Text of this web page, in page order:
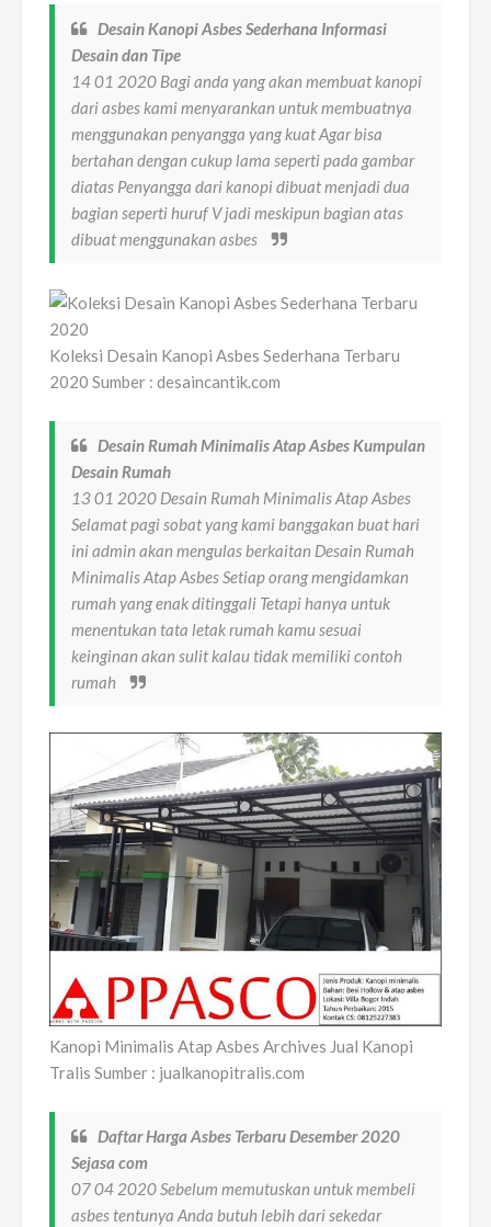
Desain Kanopi Asbes Sederhana Informasi
Desain dan Tipe
14 01 2020 Bagi anda yang akan membuat kanopi
dari asbes kami menyarankan untuk membuatnya
menggunakan penyangga yang kuat Agar bisa
bertahan dengan cukup lama seperti pada gambar
diatas Penyangga dari kanopi dibuat menjadi dua
bagian seperti huruf V jadi meskipun bagian atas
dibuat menggunakan asbes
Koleksi Desain Kanopi Asbes Sederhana Terbaru
2020 Sumber : desaincantik.com
Desain Rumah Minimalis Atap Asbes Kumpulan
Desain Rumah
13 01 2020 Desain Rumah Minimalis Atap Asbes
Selamat pagi sobat yang kami banggakan buat hari
ini admin akan mengulas berkaitan Desain Rumah
Minimalis Atap Asbes Setiap orang mengidamkan
rumah yang enak ditinggali Tetapi hanya untuk
menentukan tata letak rumah kamu sesuai
keinginan akan sulit kalau tidak memiliki contoh
rumah
Kanopi Minimalis Atap Asbes Archives Jual Kanopi
Tralis Sumber : jualkanopitralis.com
Daftar Harga Asbes Terbaru Desember 2020
Sejasa com
07 04 2020 Sebelum memutuskan untuk membeli
asbes tentunya Anda butuh lebih dari sekedar